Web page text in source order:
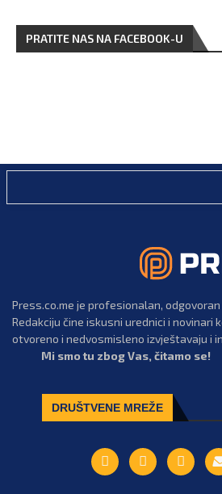
PRATITE NAS NA FACEBOOK-U
Press.co.me je profesionalan,
Redakciju čine iskusni urednici i novinari
otvoreno i nedvosmisleno izvještavaju i
Mi smo tu zbog Vas, čitamo se!
DRUŠTVENE MREŽE